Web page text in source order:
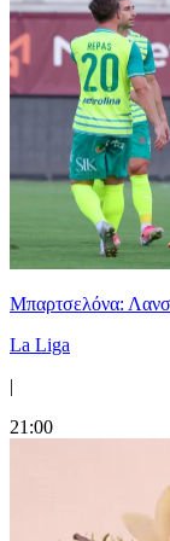
Μπαρτσελόνα:
La Liga
|
21:00